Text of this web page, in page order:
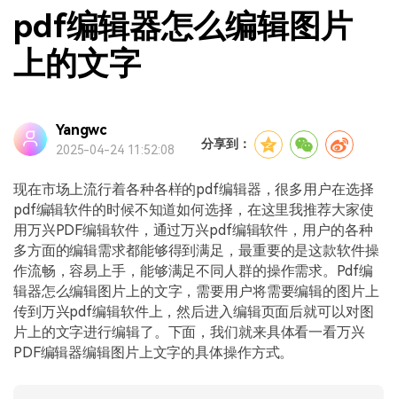
加入我们
万兴PDF Mac版
移动端
万兴PDF 安卓版
万兴PDF iOS版
PDF开发工具
万兴PDF SDK
申请试用
PDF新功能
PDF编辑器
PDF转换器
PDF文件压缩
PDF签名
PDF批量工具
PDF提取页面
PDF表格
商业合作
学校&教育
经销商招募
帮助中心
用户指南
常见问题
产品信息
更新日志
下载中心
产品资讯
01.热门软件
登录 立即购买
pdf编辑器怎么编辑图片
上的文字
Yangwc
2025-04-24 11:52:08 分享到：
现在市场上流行着各种各样的pdf编辑器，很多用户在选择
pdf编辑软件的时候不知道如何选择，在这里我推荐大家使
用万兴PDF编辑软件，通过万兴pdf编辑软件，用户的各种
多方面的编辑需求都能够得到满足，最重要的是这款软件操
作流畅，容易上手，能够满足不同人群的操作需求。Pdf编
辑器怎么编辑图片上的文字，需要用户将需要编辑的图片上
传到万兴pdf编辑软件上，然后进入编辑页面后就可以对图
片上的文字进行编辑了。下面，我们就来具体看一看万兴
PDF编辑器编辑图片上文字的具体操作方式。